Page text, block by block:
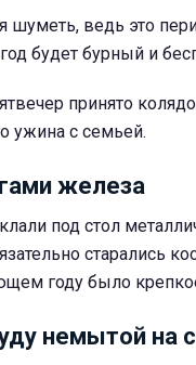
шуметь, ведь это
будет бурный и
принято
ужина с семьей.
железа
под стол
старались
году было
немытой на